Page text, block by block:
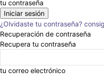
tu contraseña
¿Olvidaste tu contraseña?
Recuperación de contraseña
Recupera tu contraseña
tu correo electrónico